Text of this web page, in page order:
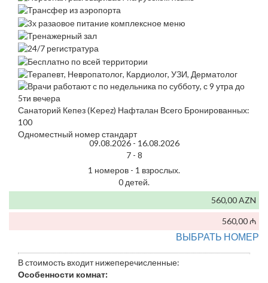
Санаторий Кепез (Kepez) Нафталан Всего Бронированных:
100
Одноместный номер стандарт
09.08.2026 - 16.08.2026
7 - 8
1 номеров - 1 взрослых.
0 детей.
560,00 AZN
560,00 ₼
ВЫБРАТЬ НОМЕР
В стоимость входит нижеперечисленные:
Особенности комнат: